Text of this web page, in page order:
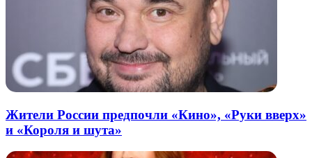
Жители России предпочли «Кино», «Руки вверх»
и «Короля и шута»